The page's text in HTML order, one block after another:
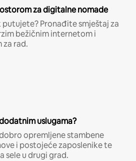
za digitalne nomade
Pronađite smještaj za
bežičnim internetom i
rad.
uslugama?
opremljene stambene
i postojeće zaposlenike te
sele u drugi grad.